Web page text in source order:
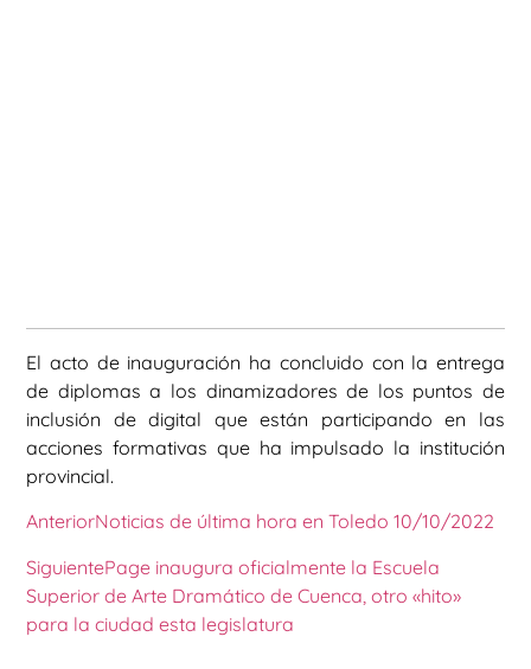
El acto de inauguración ha concluido con la entrega
de diplomas a los dinamizadores de los puntos de
inclusión de digital que están participando en las
acciones formativas que ha impulsado la institución
provincial.
AnteriorNoticias de última hora en Toledo 10/10/2022
SiguientePage inaugura oficialmente la Escuela
Superior de Arte Dramático de Cuenca, otro «hito»
para la ciudad esta legislatura